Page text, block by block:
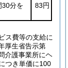
分を
83円
ス費等の支給に
厚生省告示第
介護事業所にヘ
つき単価に100